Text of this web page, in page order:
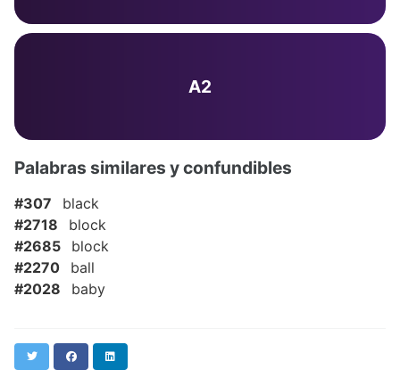
A2
Palabras similares y confundibles
#307
black
#2718
block
#2685
block
#2270
ball
#2028
baby
Twitter Facebook